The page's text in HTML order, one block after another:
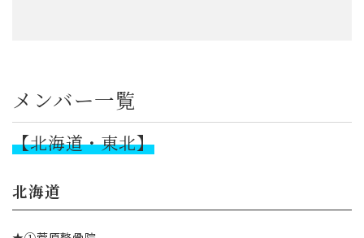
メンバー一覧
【北海道・東北】
北海道